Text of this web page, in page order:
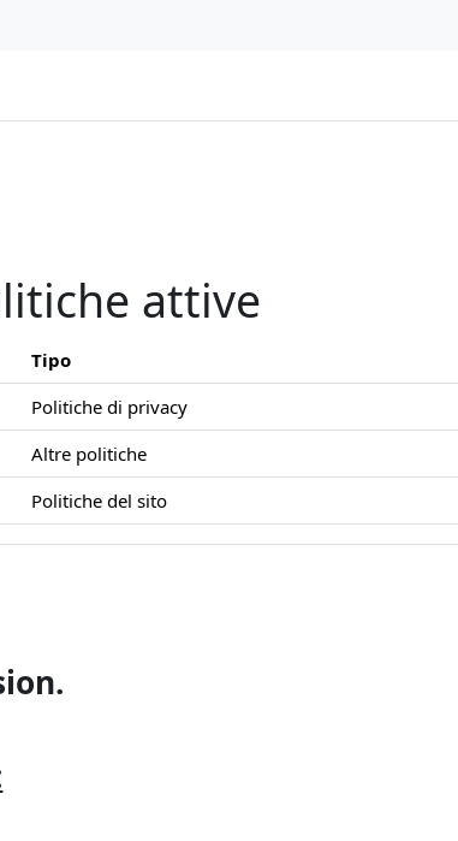
attive
Tipo
Politiche di privacy
Altre politiche
Politiche del sito